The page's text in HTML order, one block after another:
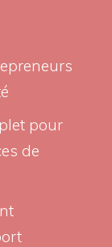
pour
de